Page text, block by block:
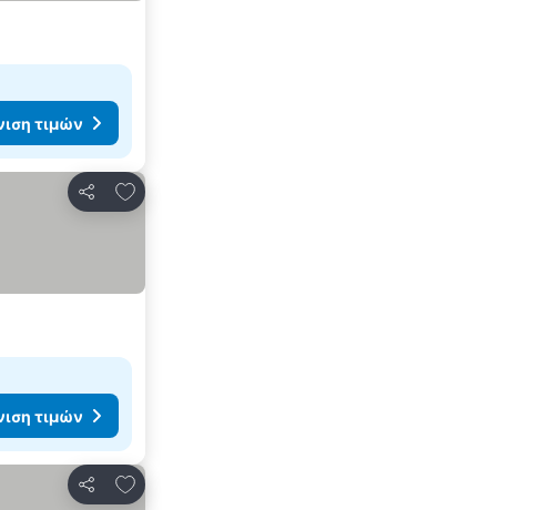
τιμών
Κοινοποίηση
Προσθήκη στα αγαπημένα
τιμών
Κοινοποίηση
Προσθήκη στα αγαπημένα